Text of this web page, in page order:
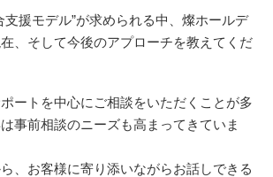
援モデル”が求められる中、燦ホールデ
、そして今後のアプローチを教えてくだ
ートを中心にご相談をいただくことが多
事前相談のニーズも高まってきていま
、お客様に寄り添いながらお話しできる